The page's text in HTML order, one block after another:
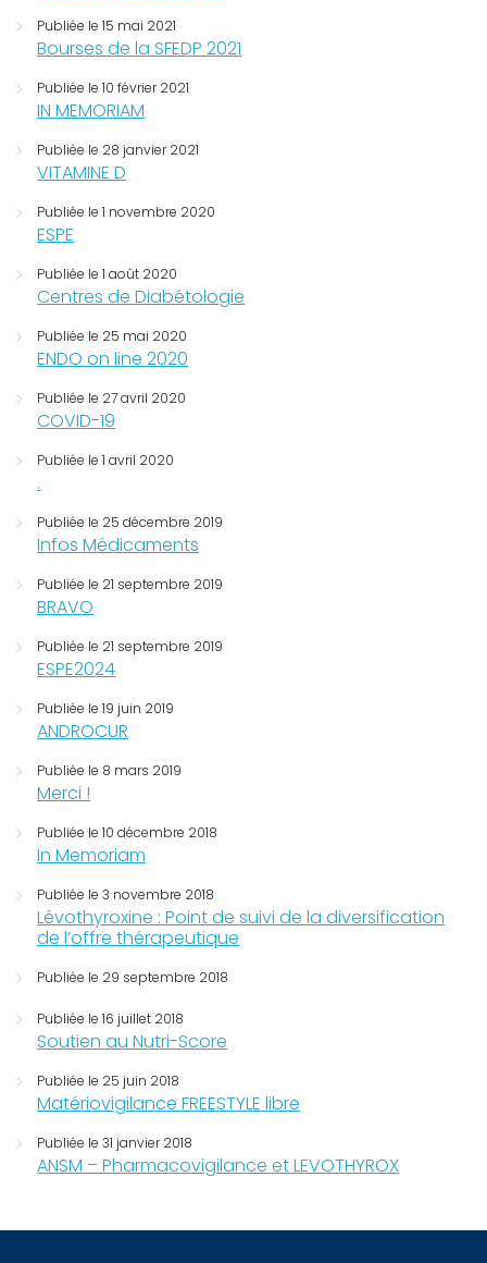
Publiée le 15 mai 2021
Bourses de la SFEDP 2021
Publiée le 10 février 2021
IN MEMORIAM
Publiée le 28 janvier 2021
VITAMINE D
Publiée le 1 novembre 2020
ESPE
Publiée le 1 août 2020
Centres de Diabétologie
Publiée le 25 mai 2020
ENDO on line 2020
Publiée le 27 avril 2020
COVID-19
Publiée le 1 avril 2020
.
Publiée le 25 décembre 2019
Infos Médicaments
Publiée le 21 septembre 2019
BRAVO
Publiée le 21 septembre 2019
ESPE2024
Publiée le 19 juin 2019
ANDROCUR
Publiée le 8 mars 2019
Merci !
Publiée le 10 décembre 2018
In Memoriam
Publiée le 3 novembre 2018
Lévothyroxine : Point de suivi de la diversification
de l’offre thérapeutique
Publiée le 29 septembre 2018
Publiée le 16 juillet 2018
Soutien au Nutri-Score
Publiée le 25 juin 2018
Matériovigilance FREESTYLE libre
Publiée le 31 janvier 2018
ANSM – Pharmacovigilance et LEVOTHYROX